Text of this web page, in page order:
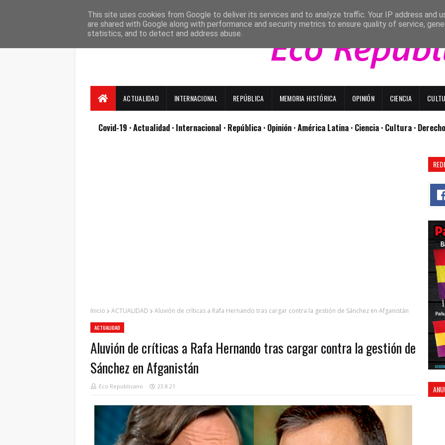
ACTUALIDAD INTERNACIONAL REPÚBLICA MEMORIA HISTÓRICA OPINIÓN CIENCIA
Covid-19 · Actualidad · Internacional · República · Opinión · América Latina · Ciencia · Cultura ·
Inicio ACTUALIDAD Aluvión de críticas a Rafa Hernando tras cargar contra la gestión de Sánchez en Afganistán
ACTUALIDAD
Aluvión de críticas a Rafa Hernando tras cargar contra la gestión de
Sánchez en Afganistán
Eco Republicano 23.8.21
This site uses cookies from Google to deliver its services and to analyze traffic. Your IP address and
are shared with Google along with performance and security metrics to ensure quality of service,
statistics, and to detect and address abuse.